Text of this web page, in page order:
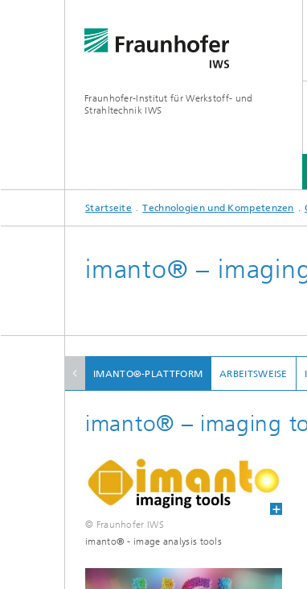
Fraunhofer-Institut für Werkstoff- und
Strahltechnik IWS
ÜBER UNS
BRANCHENLÖSUNGEN
ZUKUNFT UND INNOVATION
TECHNOLOGIEN UND KOMPETENZEN
Reaktive Multischichten
Tribologische und Funktionale
Schichtcharakterisierung
PVD-Schichten
Tribologische Systeme
Startseite Technologien und Kompetenzen
imanto® –
IMANTO®-PLATTFORM
imanto® – imaging
© Fraunhofer IWS
imanto® - image analysis tools
ARBEITSWEISE